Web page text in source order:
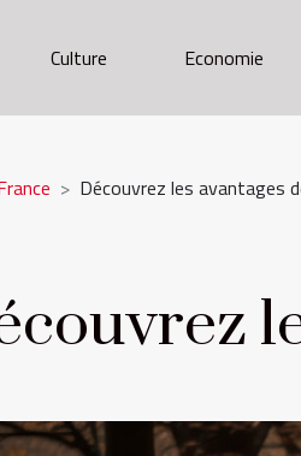
Culture Economie
Découvrez les avantages